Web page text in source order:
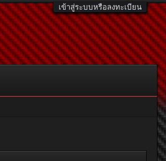
เข้าสู่ระบบหรือลงทะเบียน